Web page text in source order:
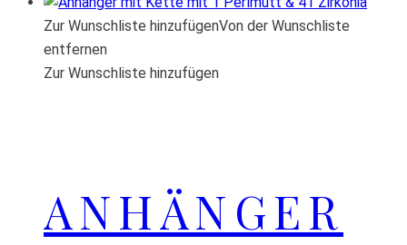
Zur Wunschliste hinzufügenVon der Wunschliste
entfernen
Zur Wunschliste hinzufügen
ANHÄNGER